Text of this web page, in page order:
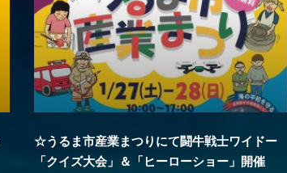
☆うるま市産業まつりにて闘牛戦士ワイドー
「クイズ大会」＆「ヒーローショー」開催